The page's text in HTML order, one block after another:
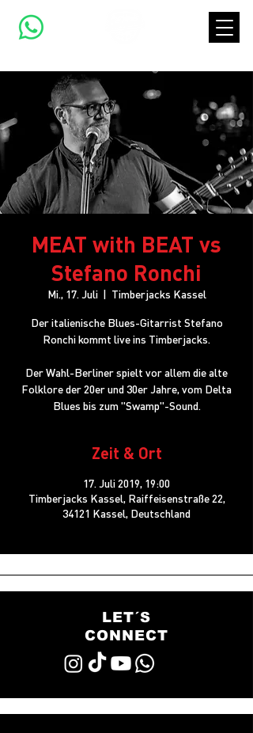
MEAT with BEAT vs
Stefano Ronchi
Mi., 17. Juli
  |
Timberjacks Kassel
Der italienische Blues-Gitarrist Stefano
Ronchi kommt live ins Timberjacks.
Der Wahl-Berliner spielt vor allem die alte
Folklore der 20er und 30er Jahre, vom Delta
Blues bis zum "Swamp"-Sound.
Zeit & Ort
17. Juli 2019, 19:00
Timberjacks Kassel, Raiffeisenstraße 22,
34121 Kassel, Deutschland
LET´S
CONNECT